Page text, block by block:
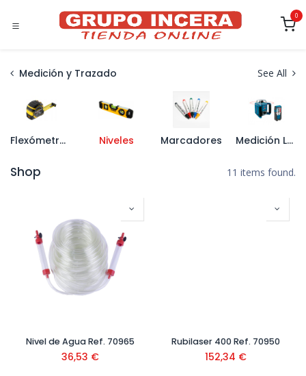
0
Medición y Trazado See All
Flexómetros y Cintas Métricas Niveles Marcadores Medición Laser
Shop 11 items found.
Nivel de Agua Ref. 70965
36,53 €
Rubilaser 400 Ref. 70950
152,34 €